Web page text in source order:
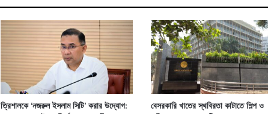
ত্রিশালকে ‘নজরুল ইসলাম সিটি’ করার উদ্যোগ:
বেসরকারি খাতের স্থবিরতা কাটাতে শিল্প ও